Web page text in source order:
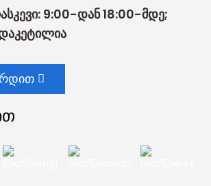
9:00-დან 18:00-მდე;